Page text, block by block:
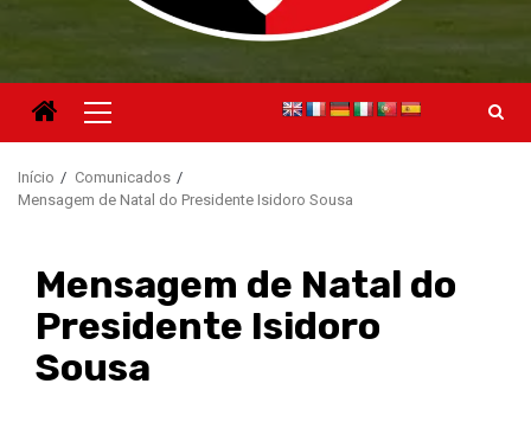
Menu
principal
Início
Comunicados
Mensagem de Natal do Presidente Isidoro Sousa
Mensagem de Natal do
Presidente Isidoro
Sousa